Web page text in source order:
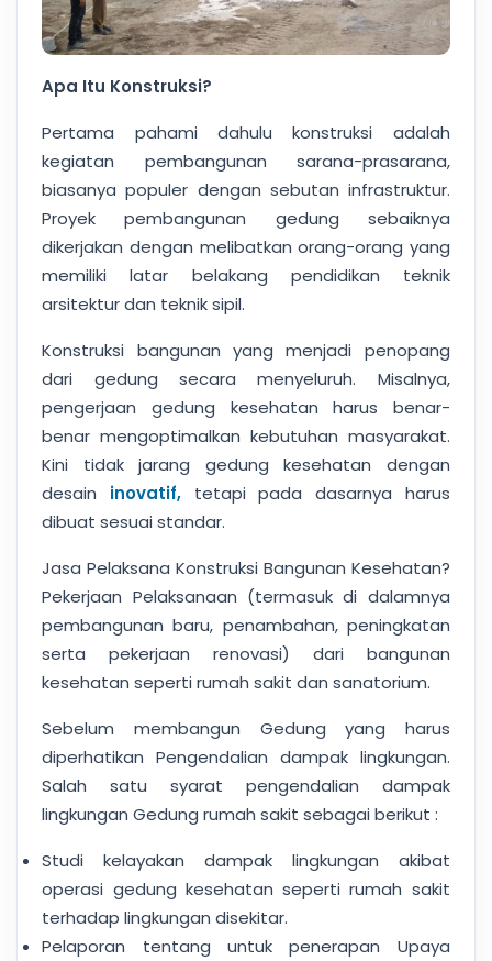
Apa Itu Konstruksi?
Pertama pahami dahulu konstruksi adalah
kegiatan pembangunan sarana-prasarana,
biasanya populer dengan sebutan infrastruktur.
Proyek pembangunan gedung sebaiknya
dikerjakan dengan melibatkan orang-orang yang
memiliki latar belakang pendidikan teknik
arsitektur dan teknik sipil.
Konstruksi bangunan yang menjadi penopang
dari gedung secara menyeluruh. Misalnya,
pengerjaan gedung kesehatan harus benar-
benar mengoptimalkan kebutuhan masyarakat.
Kini tidak jarang gedung kesehatan dengan
desain inovatif, tetapi pada dasarnya harus
dibuat sesuai standar.
Jasa Pelaksana Konstruksi Bangunan Kesehatan?
Pekerjaan Pelaksanaan (termasuk di dalamnya
pembangunan baru, penambahan, peningkatan
serta pekerjaan renovasi) dari bangunan
kesehatan seperti rumah sakit dan sanatorium.
Sebelum membangun Gedung yang harus
diperhatikan Pengendalian dampak lingkungan.
Salah satu syarat pengendalian dampak
lingkungan Gedung rumah sakit sebagai berikut :
Studi kelayakan dampak lingkungan akibat
operasi gedung kesehatan seperti rumah sakit
terhadap lingkungan disekitar.
Pelaporan tentang untuk penerapan Upaya